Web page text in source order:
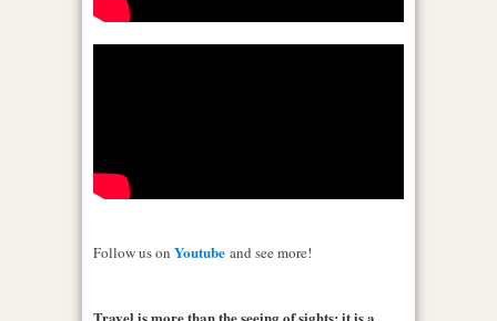
Follow us on Youtube and see more!